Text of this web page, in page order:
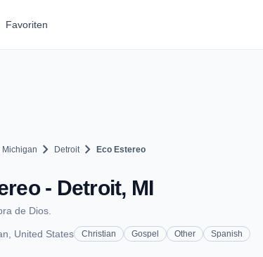
Favoriten
Michigan chevron_right Detroitchevron_right Eco Estereo
- Detroit, MI
de Dios.
United States Christian Gospel Other Spanish